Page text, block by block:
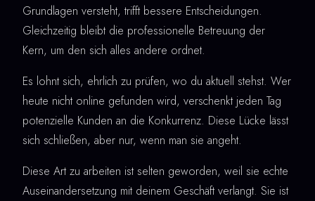
Grundlagen versteht, trifft bessere Entscheidungen.
Gleichzeitig bleibt die professionelle Betreuung der
Kern, um den sich alles andere ordnet.
Es lohnt sich, ehrlich zu prüfen, wo du aktuell stehst. Wer
heute nicht online gefunden wird, verschenkt jeden Tag
potenzielle Kunden an die Konkurrenz. Diese Lücke lässt
sich schließen, aber nur, wenn man sie angeht.
Diese Art zu arbeiten ist selten geworden, weil sie echte
Auseinandersetzung mit deinem Geschäft verlangt. Sie ist